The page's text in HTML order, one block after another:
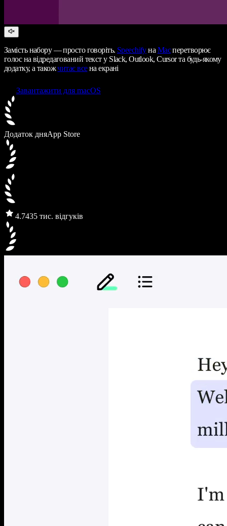
Замість набору — просто говоріть. Speechifyна Macперетворює
голос на відредагований текст у Slack, Outlook, Cursor та будь-якому
додатку, а такожчитає всена екрані
Завантажити для macOS
Додаток дняApp Store
4.7435 тис. відгуків